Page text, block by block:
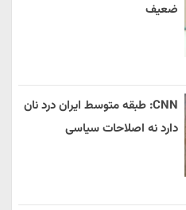
ضعیف
CNN: طبقه متوسط ایران درد نان
دارد نه اصلاحات سیاسی